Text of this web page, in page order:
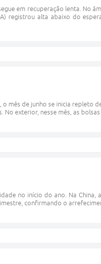
em recuperação lenta. No
registrou alta abaixo do
mês de junho se inicia repleto
exterior, nesse mês, as
no início do ano. Na
confirmando o